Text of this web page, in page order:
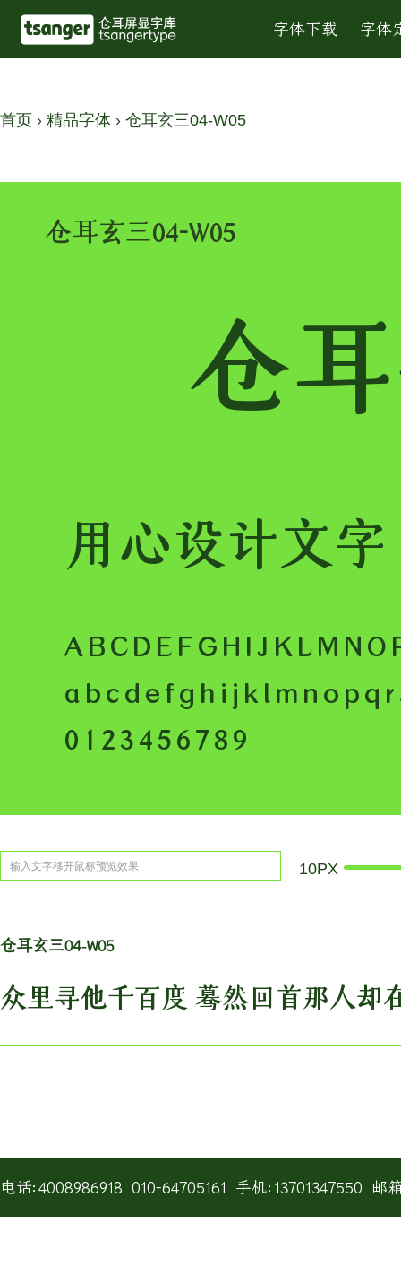
字体下载 字体
首页 › 精品字体 › 仓耳玄三04-W05
仓耳玄三04-W05
仓
用心设计文
0123456789
10PX
仓耳玄三04-W05
众里寻他千百度 蓦然回首那人却
电话:4008986918 010-64705161 手机:13701347550 邮